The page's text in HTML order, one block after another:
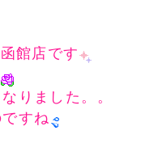
館店です
りました。。
すね